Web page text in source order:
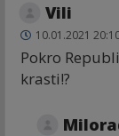
Vili
10.01.2021
Pokro
krasti!?